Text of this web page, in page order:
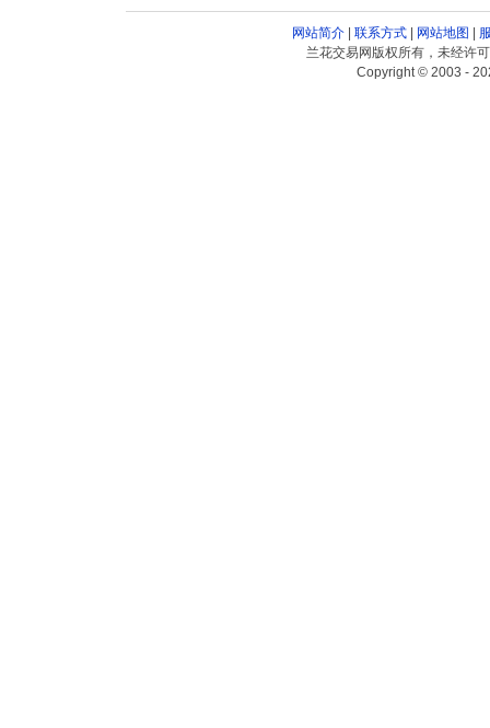
网站简介| 联系方式| 网站地图
兰花交易网版权所有，未经许
Copyright © 2003 -